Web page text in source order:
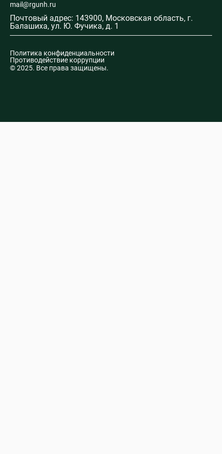
mail@rgunh.ru
Почтовый адрес: 143900, Московская область, г.
Балашиха, ул. Ю. Фучика, д. 1
© 2025. Все права защищены.
Политика конфиденциальности
Противодействие коррупции